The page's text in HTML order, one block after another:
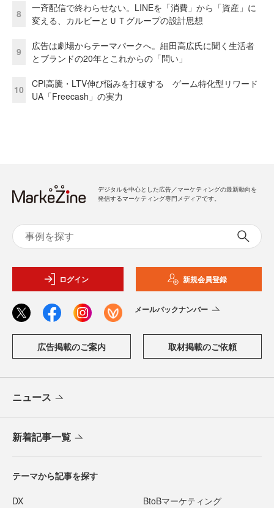
8
一斉配信で終わらせない。LINEを「消費」から「資産」に
変える、カルビーとＵＴグループの設計思想
9
広告は劇場からテーマパークへ。細田高広氏に聞く生活者
とブランドの20年とこれからの「問い」
10
CPI高騰・LTV伸び悩みを打破する ゲーム特化型リワード
UA「Freecash」の実力
デジタルを中心とした広告／マーケティングの最新動向を
発信するマーケティング専門メディアです。
ログイン 新規会員登録
メールバックナンバー
広告掲載のご案内 取材掲載のご依頼
ニュース
新着記事一覧
テーマから記事を探す
DX BtoBマーケティング